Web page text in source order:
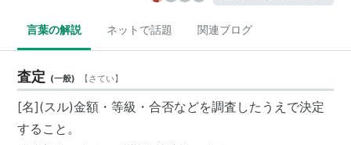
言葉の解説 ネットで話題 関連ブログ
査定 (一般) 【さてい】
[名](スル)金額・等級・合否などを調査したうえで決定
すること。